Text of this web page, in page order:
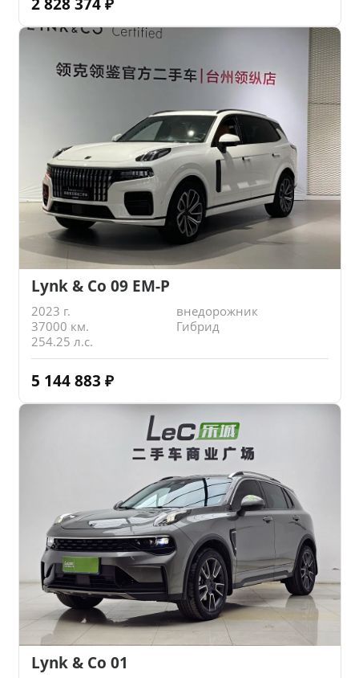
Lynk & Co 09 EM-P
2023 г.
внедорожник
37000 км.
Гибрид
254.25 л.с.
5 144 883 ₽
Lynk & Co 01